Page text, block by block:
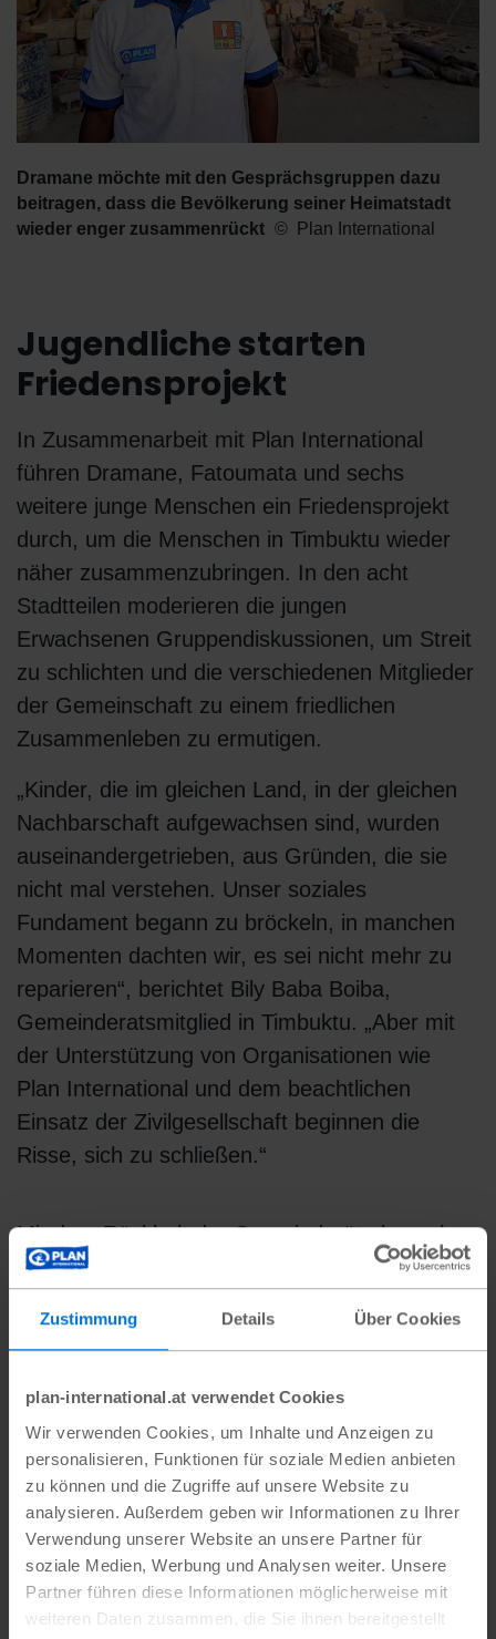
Zustimmung Details Über Cookies
plan-international.at verwendet Cookies
Wir verwenden Cookies, um Inhalte und Anzeigen zu
personalisieren, Funktionen für soziale Medien anbieten
zu können und die Zugriffe auf unsere Website zu
analysieren. Außerdem geben wir Informationen zu Ihrer
Verwendung unserer Website an unsere Partner für
soziale Medien, Werbung und Analysen weiter. Unsere
Partner führen diese Informationen möglicherweise mit
weiteren Daten zusammen, die Sie ihnen bereitgestellt
Dramane möchte mit den Gesprächsgruppen dazu
beitragen, dass die Bevölkerung seiner Heimatstadt
wieder enger zusammenrückt
Plan International
Jugendliche starten
Friedensprojekt
In Zusammenarbeit mit Plan International
führen Dramane, Fatoumata und sechs
weitere junge Menschen ein Friedensprojekt
durch, um die Menschen in Timbuktu wieder
näher zusammenzubringen. In den acht
Stadtteilen moderieren die jungen
Erwachsenen Gruppendiskussionen, um Streit
zu schlichten und die verschiedenen Mitglieder
der Gemeinschaft zu einem friedlichen
Zusammenleben zu ermutigen.
„Kinder, die im gleichen Land, in der gleichen
Nachbarschaft aufgewachsen sind, wurden
auseinandergetrieben, aus Gründen, die sie
nicht mal verstehen. Unser soziales
Fundament begann zu bröckeln, in manchen
Momenten dachten wir, es sei nicht mehr zu
reparieren“, berichtet Bily Baba Boiba,
Gemeinderatsmitglied in Timbuktu. „Aber mit
der Unterstützung von Organisationen wie
Plan International und dem beachtlichen
Einsatz der Zivilgesellschaft beginnen die
Risse, sich zu schließen.“
Mit dem Rückhalt der Gemeinderäte besuchen
die Jugendlichen Menschen in ihrem Zuhause
Streitschlichtung an. „Letztens gab es einen
besucht, uns zusammengesetzt und so lange
miteinander gesprochen, bis wir gemeinsam zu
einem Übereinkommen gelangt sind“, erzählt
Dramane.